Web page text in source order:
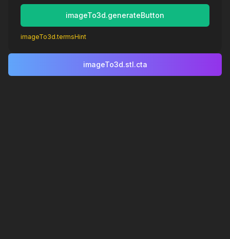
imageTo3d.generateButton
imageTo3d.termsHint
imageTo3d.stl.cta